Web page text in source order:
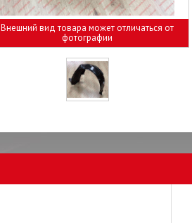
Внешний вид товара может отличаться от
фотографии